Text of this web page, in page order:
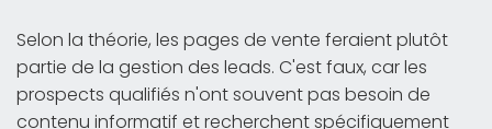
Selon la théorie, les pages de vente feraient plutôt
partie de la gestion des leads. C'est faux, car les
prospects qualifiés n'ont souvent pas besoin de
contenu informatif et recherchent spécifiquement